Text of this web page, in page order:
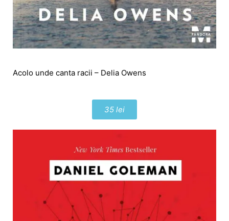
Acolo unde canta racii – Delia Owens
35 lei